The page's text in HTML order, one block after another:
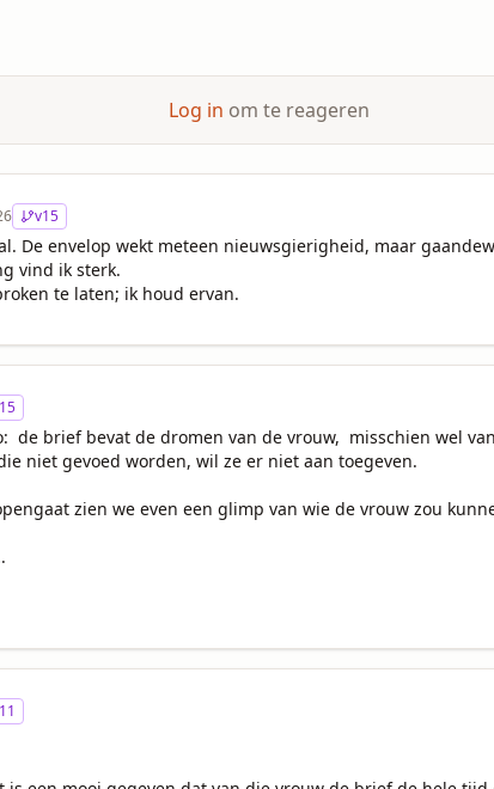
Log in om te reageren
v15
De envelop wekt meteen nieuwsgierigheid, maar
vind ik sterk.
te laten; ik houd ervan.
15
de brief bevat de dromen van de vrouw,  misschien wel
niet gevoed worden, wil ze er niet aan toegeven.
zien we even een glimp van wie de vrouw zou
11